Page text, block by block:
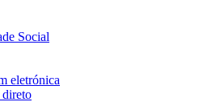
Social
eletrónica
direto